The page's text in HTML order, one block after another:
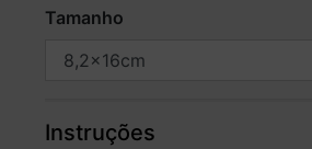
Tamanho
Instruções